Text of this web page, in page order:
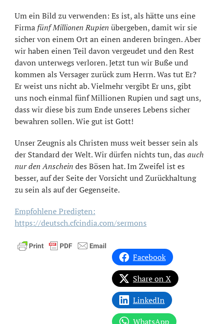
Um ein Bild zu verwenden: Es ist, als hätte uns eine
Firma fünf Millionen Rupien übergeben, damit wir sie
sicher von einem Ort an einen anderen bringen. Aber
wir haben einen Teil davon vergeudet und den Rest
davon unterwegs verloren. Jetzt tun wir Buße und
kommen als Versager zurück zum Herrn. Was tut Er?
Er weist uns nicht ab. Vielmehr vergibt Er uns, gibt
uns noch einmal fünf Millionen Rupien und sagt uns,
dass wir diese bis zum Ende unseres Lebens sicher
bewahren sollen. Wie gut ist Gott!
Unser Zeugnis als Christen muss weit besser sein als
der Standard der Welt. Wir dürfen nichts tun, das auch
nur den Anschein des Bösen hat. Im Zweifel ist es
besser, auf der Seite der Vorsicht und Zurückhaltung
zu sein als auf der Gegenseite.
Empfohlene Predigten:
https://deutsch.cfcindia.com/sermons
Facebook
Share on X
LinkedIn
WhatsApp